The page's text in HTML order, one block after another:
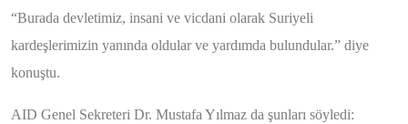
“Burada devletimiz, insani ve vicdani olarak Suriyeli
kardeşlerimizin yanında oldular ve yardımda bulundular.” diye
konuştu.
AID Genel Sekreteri Dr. Mustafa Yılmaz da şunları söyledi: